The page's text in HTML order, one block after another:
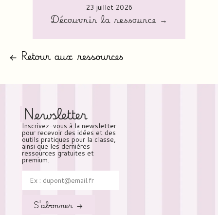
23 juillet 2026
Découvrir la ressource →
← Retour aux ressources
Newsletter
Inscrivez-vous à la newsletter
pour recevoir des idées et des
outils pratiques pour la classe,
ainsi que les dernières
ressources gratuites et
premium.
S'abonner →